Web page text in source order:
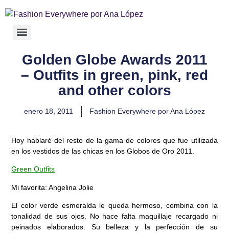
Golden Globe Awards 2011
– Outfits in green, pink, red
and other colors
enero 18, 2011 Fashion Everywhere por Ana López
Hoy hablaré del resto de la gama de colores que fue utilizada
en los vestidos de las chicas en los Globos de Oro 2011.
Green Outfits
Mi favorita: Angelina Jolie
El color verde esmeralda le queda hermoso, combina con la
tonalidad de sus ojos. No hace falta maquillaje recargado ni
peinados elaborados. Su belleza y la perfección de su